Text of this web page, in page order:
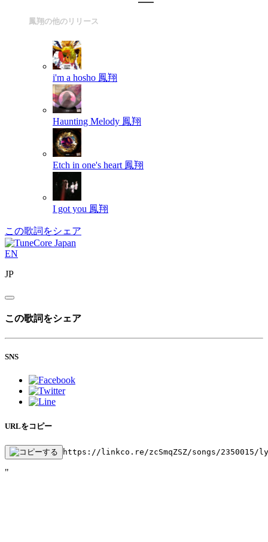
鳳翔の他のリリース
i'm a hosho 鳳翔
Haunting Melody 鳳翔
Etch in one's heart 鳳翔
I got you 鳳翔
この歌詞をシェア
EN
JP
この歌詞をシェア
SNS
URLをコピー
https://linkco.re/zcSmqZSZ/songs/2350015/
"